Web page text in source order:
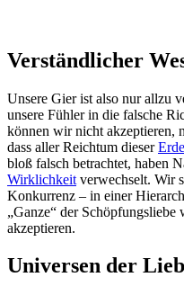
Verständlicher
Unsere Gier ist also nur allzu
unsere Fühler in die falsche
können wir nicht akzeptieren,
dass aller Reichtum dieserErde
bloß falsch betrachtet, haben
Wirklichkeit verwechselt. Wir
Konkurrenz – in einer
„Ganze“ der
akzeptieren.
Universen der